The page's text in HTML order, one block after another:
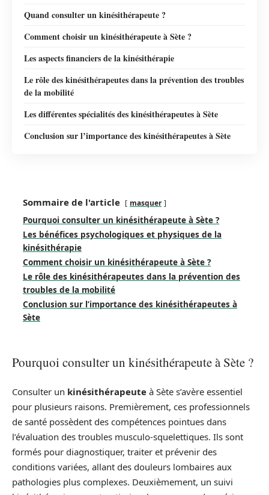
Quand consulter un kinésithérapeute ?
Comment choisir un kinésithérapeute à Sète ?
Les aspects financiers de la kinésithérapie
Le rôle des kinésithérapeutes dans la prévention des troubles
de la mobilité
Les différentes spécialités des kinésithérapeutes à Sète
Conclusion sur l’importance des kinésithérapeutes à Sète
Sommaire de l'article masquer
Pourquoi consulter un kinésithérapeute à Sète ?
Les bénéfices psychologiques et physiques de la
kinésithérapie
Comment choisir un kinésithérapeute à Sète ?
Le rôle des kinésithérapeutes dans la prévention des
troubles de la mobilité
Conclusion sur l’importance des kinésithérapeutes à
Sète
Pourquoi consulter un kinésithérapeute à Sète ?
Consulter un kinésithérapeute à Sète s’avère essentiel
pour plusieurs raisons. Premièrement, ces professionnels
de santé possèdent des compétences pointues dans
l’évaluation des troubles musculo-squelettiques. Ils sont
formés pour diagnostiquer, traiter et prévenir des
conditions variées, allant des douleurs lombaires aux
pathologies plus complexes. Deuxièmement, un suivi